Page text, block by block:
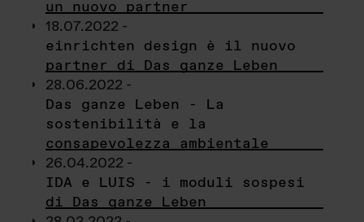
un nuovo partner
18.07.2022 -
einrichten design è il nuovo
partner di Das ganze Leben
28.06.2022 -
Das ganze Leben - La
sostenibilità e la
consapevolezza ambientale
26.04.2022 -
IDA e LUIS - i moduli sospesi
di Das ganze Leben